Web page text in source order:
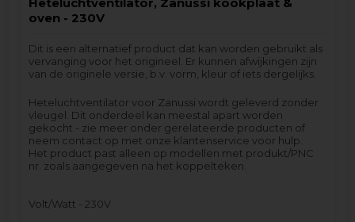
oven - 230V
Dit is een alternatief product dat kan worden gebruikt als
vervanging voor het origineel. Er kunnen afwijkingen zijn
van de originele versie, b.v. vorm, kleur of iets dergelijks.
Heteluchtventilator voor Zanussi wordt geleverd zonder
vleugel. Dit onderdeel kan meestal apart worden
gekocht - zie meer onder gerelateerde producten of
neem contact op met onze klantenservice voor hulp.
Het product past alleen op modellen met produkt/PNC
nr. zoals aangegeven na het koppelteken.
Volt/Watt - 230V